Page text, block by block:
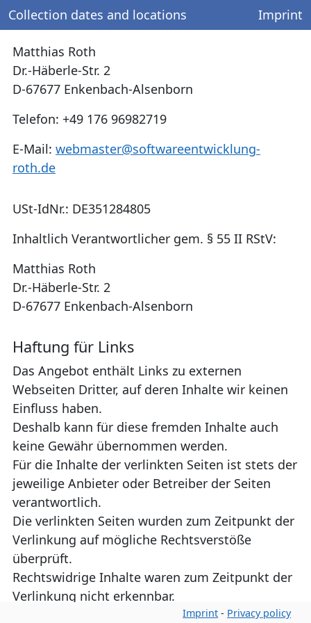
Collection dates and locations Imprint
Matthias Roth
Dr.-Häberle-Str. 2
D-67677 Enkenbach-Alsenborn
Telefon: +49 176 96982719
E-Mail: webmaster@softwareentwicklung-
roth.de
USt-IdNr.: DE351284805
Inhaltlich Verantwortlicher gem. § 55 II RStV:
Matthias Roth
Dr.-Häberle-Str. 2
D-67677 Enkenbach-Alsenborn
Haftung für Links
Das Angebot enthält Links zu externen
Webseiten Dritter, auf deren Inhalte wir keinen
Einfluss haben.
Deshalb kann für diese fremden Inhalte auch
keine Gewähr übernommen werden.
Für die Inhalte der verlinkten Seiten ist stets der
jeweilige Anbieter oder Betreiber der Seiten
verantwortlich.
Die verlinkten Seiten wurden zum Zeitpunkt der
Verlinkung auf mögliche Rechtsverstöße
überprüft.
Rechtswidrige Inhalte waren zum Zeitpunkt der
Verlinkung nicht erkennbar.
Eine permanente inhaltliche Kontrolle der
Imprint - Privacy policy